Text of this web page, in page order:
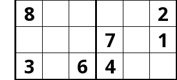
8
2
7
1
3
6 4